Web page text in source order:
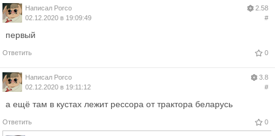
Написал Porco
02.12.2020 в 19:09:49
2.58
#
первый
Ответить 0
Написал Porco
02.12.2020 в 19:11:12
3.8
#
а ещё там в кустах лежит рессора от трактора беларусь
Ответить 0